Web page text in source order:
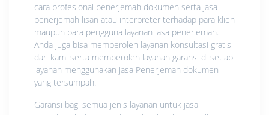
cara profesional penerjemah dokumen serta jasa
penerjemah lisan atau interpreter terhadap para klien
maupun para pengguna layanan jasa penerjemah.
Anda juga bisa memperoleh layanan konsultasi gratis
dari kami serta memperoleh layanan garansi di setiap
layanan menggunakan jasa Penerjemah dokumen
yang tersumpah.
Garansi bagi semua jenis layanan untuk jasa